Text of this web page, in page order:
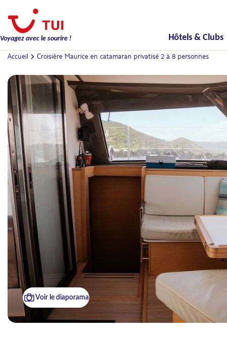
Voyagez avec le sourire ! Hôtels & Clubs
Accueil Croisière Maurice en catamaran privatisé 2 à 8 personnes
Voir le diaporama